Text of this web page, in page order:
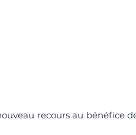
recours au bénéfice